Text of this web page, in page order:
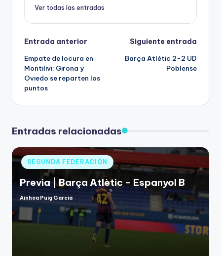
Ver todas las entradas
Entrada anterior
Empate de locura en
Montilivi: Girona y
Oviedo se reparten los
puntos
Siguiente entrada
Barça Atlètic 2-2 UD
Poblense
Entradas relacionadas
SEGUNDA FEDERACIÓN
Previa | Barça Atlètic – Espanyol B
Ainhoa Puig Garcia